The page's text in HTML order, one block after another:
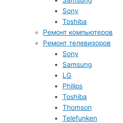
Sony
Toshiba
Ремонт компьютеров
Ремонт телевизоров
Sony
Samsung
LG
Philips
Toshiba
Thomson
Telefunken